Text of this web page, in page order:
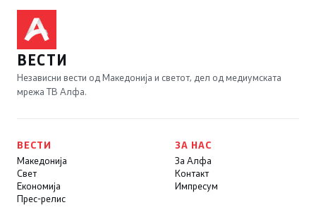
ВЕСТИ
Независни вести од Македонија и светот, дел од медиумската
мрежа ТВ Алфа.
ВЕСТИ
Македонија
Свет
Економија
Прес-релис
ЗА НАС
За Алфа
Контакт
Импресум